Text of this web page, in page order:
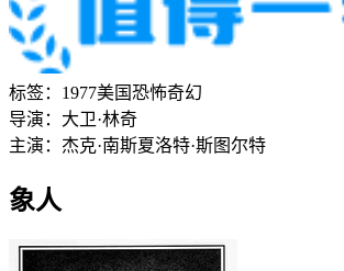
标签： 1977美国恐怖奇幻
导演： 大卫·林奇
主演： 杰克·南斯夏洛特·斯图尔特
象人